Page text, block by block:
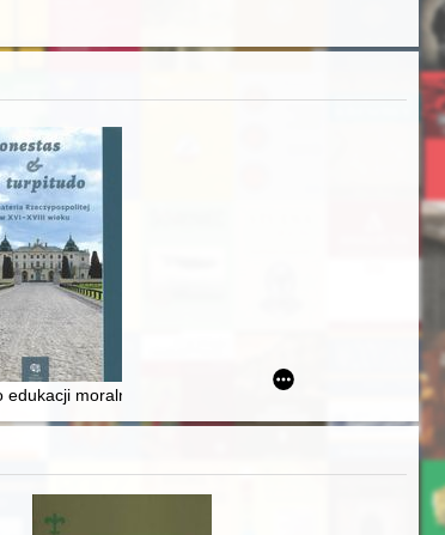
do dziś
edukacji moralnej synów szlacheckich w XVI-wiecznej